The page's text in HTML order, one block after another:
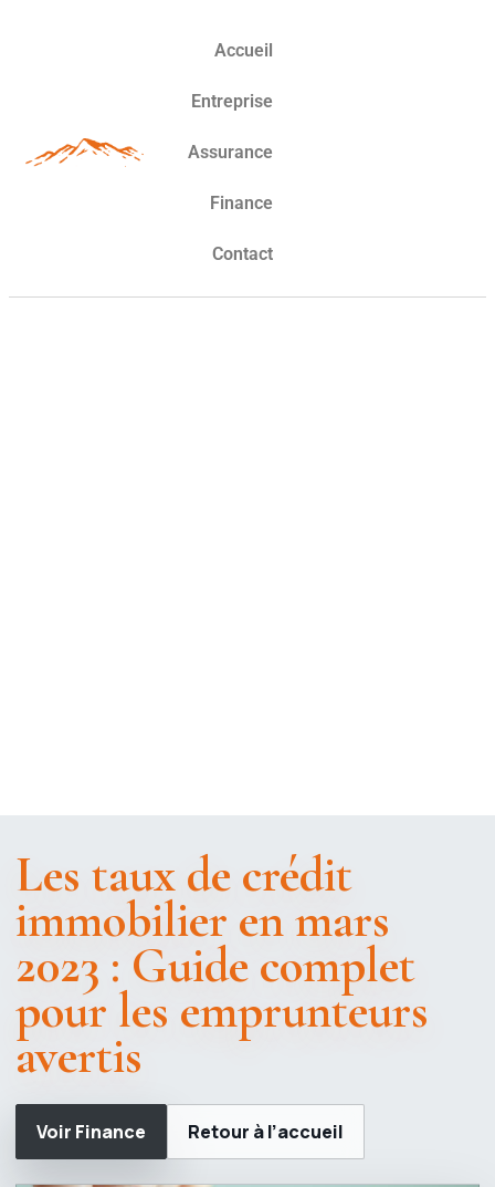
Accueil
Entreprise
Assurance
Finance
Contact
Les taux de crédit
immobilier en mars
2023 : Guide complet
pour les emprunteurs
avertis
Voir Finance Retour à l’accueil